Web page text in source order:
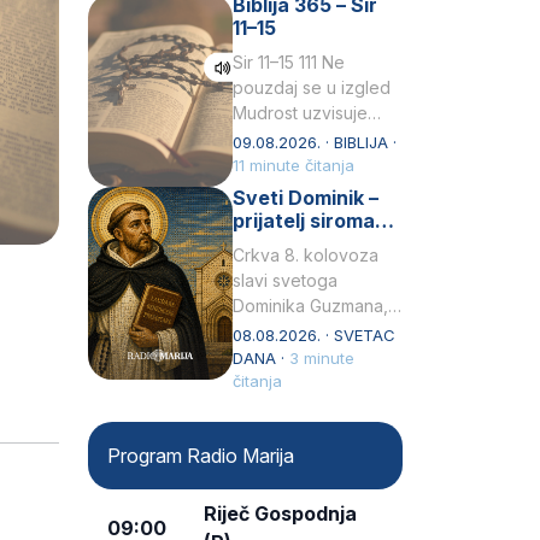
židovske obitelji, 12.
listopada 1891, u
Wrocławu…
Biblija 365 – Sir
11–15
Sir 11–15 111 Ne
pouzdaj se u izgled
Mudrost uzvisuje
glavu siromahui
posađuje ga među
knezove.2 Ne hvali
čovjeka po obličju
09.08.2026. · BIBLIJA ·
11 minute čitanja
Sveti Dominik –
prijatelj siromaha
i širitelj krunice
Crkva 8. kolovoza
slavi svetoga
Dominika Guzmana,
svećenika i
utemeljitelja Reda
propovjednika (Ordo
dubokom ljubavlju
08.08.2026. · SVETAC
DANA · 3 minute
čitanja
Program Radio Marija
09:00
Riječ Gospodnja